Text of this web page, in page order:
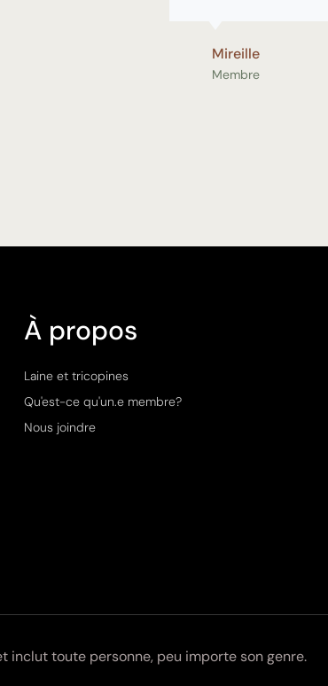
Mireille
Membre
À propos
Laine et tricopines
Qu'est-ce qu'un.e membre?
Nous joindre
inclut toute personne, peu importe son genre.